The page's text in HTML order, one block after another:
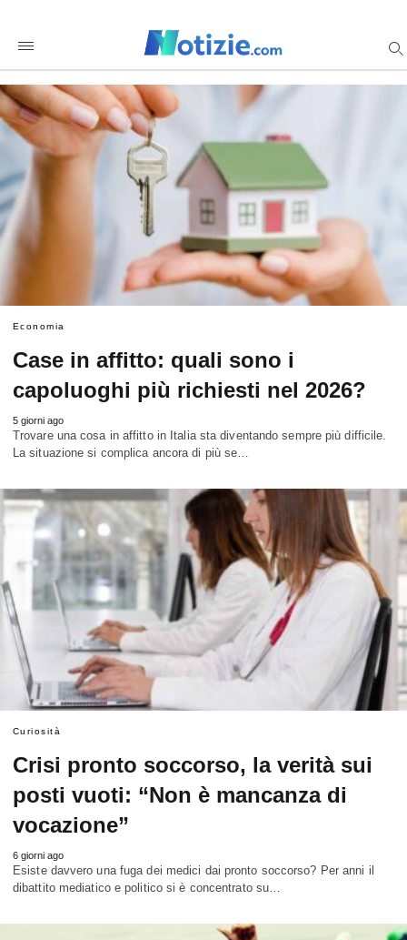
/amp/
Economia
Case in affitto: quali sono i
capoluoghi più richiesti nel 2026?
5 giorni ago
Trovare una cosa in affitto in Italia sta diventando sempre più difficile.
La situazione si complica ancora di più se…
Curiosità
Crisi pronto soccorso, la verità sui
posti vuoti: “Non è mancanza di
vocazione”
6 giorni ago
Esiste davvero una fuga dei medici dai pronto soccorso? Per anni il
dibattito mediatico e politico si è concentrato su…